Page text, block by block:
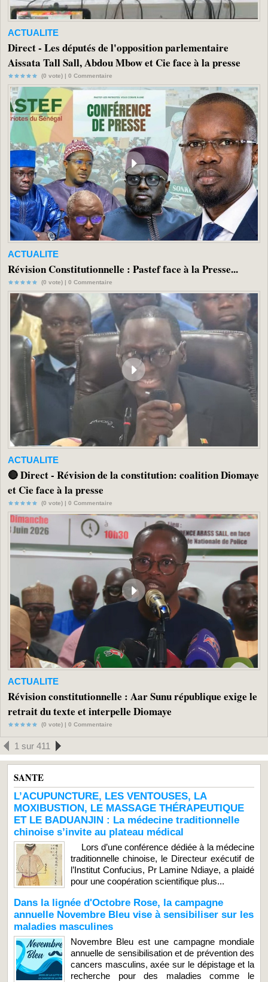
ACTUALITE
Direct - Les députés de l'opposition parlementaire
Aissata Tall Sall, Abdou Mbow et Cie face à la presse
(0 vote) | 0 Commentaire
ACTUALITE
Révision Constitutionnelle : Pastef face à la Presse...
(0 vote) | 0 Commentaire
ACTUALITE
🔴 Direct - Révision de la constitution: coalition Diomaye
et Cie face à la presse
(0 vote) | 0 Commentaire
ACTUALITE
Révision constitutionnelle : Aar Sunu république exige le
retrait du texte et interpelle Diomaye
(0 vote) | 0 Commentaire
1 sur 411
SANTE
L’ACUPUNCTURE, LES VENTOUSES, LA
MOXIBUSTION, LE MASSAGE THÉRAPEUTIQUE
ET LE BADUANJIN : La médecine traditionnelle
chinoise s’invite au plateau médical
Lors d’une conférence dédiée à la médecine
traditionnelle chinoise, le Directeur exécutif de
l’Institut Confucius, Pr Lamine Ndiaye, a plaidé
pour une coopération scientifique plus...
Dans la lignée d'Octobre Rose, la campagne
annuelle Novembre Bleu vise à sensibiliser sur les
maladies masculines
Novembre Bleu est une campagne mondiale
annuelle de sensibilisation et de prévention des
cancers masculins, axée sur le dépistage et la
recherche pour des maladies comme le